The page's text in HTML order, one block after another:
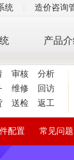
统 造价咨询
产品
审核
分析
维修
回访
送检 返工
配置 常见问题